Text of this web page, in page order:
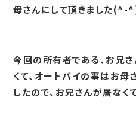
母さんにして頂きました(^-
今回の所有者である、お兄
くて、オートバイの事はお
したので、お兄さんが居な